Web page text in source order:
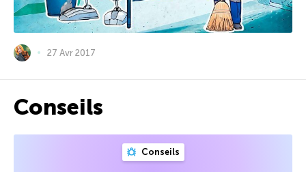
27 Avr 2017
Conseils
Conseils